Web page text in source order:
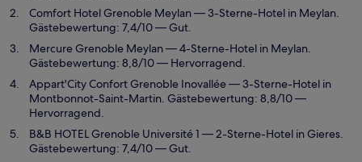
Comfort Hotel Grenoble Meylan— 3-Sterne-Hotel in Meylan.
Gästebewertung: 7,4/10 — Gut.
Mercure Grenoble Meylan— 4-Sterne-Hotel in Meylan.
Gästebewertung: 8,8/10 — Hervorragend.
Appart'City Confort Grenoble Inovallée— 3-Sterne-Hotel in
Montbonnot-Saint-Martin. Gästebewertung: 8,8/10 —
Hervorragend.
B&B HOTEL Grenoble Université 1 — 2-Sterne-Hotel in Gieres.
Gästebewertung: 7,4/10 — Gut.